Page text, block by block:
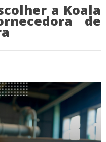
a Koala
de